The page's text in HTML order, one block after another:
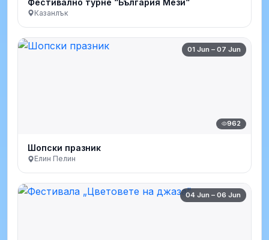
Фестивално турне “България Мези“
Казанлък
01 Jun – 07 Jun
962
Шопски празник
Елин Пелин
04 Jun – 06 Jun